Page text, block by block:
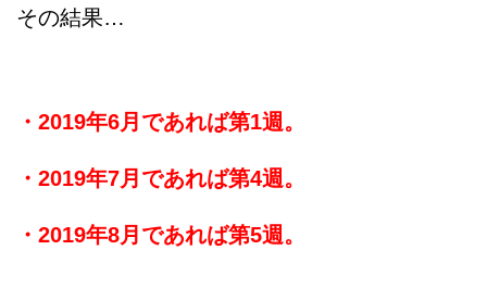
その結果…
・2019年6月であれば第1週。
・2019年7月であれば第4週。
・2019年8月であれば第5週。